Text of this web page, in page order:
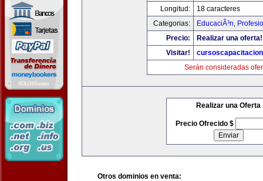
Longitud:
18 caracteres
Categorias:
EducaciÃ³n,
Precio:
Realizar una oferta!
Visitar!
Serán consideradas
Realizar una Oferta
Precio Ofrecido $
Otros dominios en venta: